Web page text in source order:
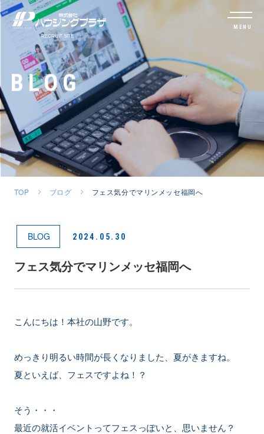
MENU
BLOG
TOP ブログ フェス気分でマリンメッセ福岡へ
BLOG 2024.05.30
フェス気分でマリンメッセ福岡へ
こんにちは！本社の山野です。
めっきり明るい時間が長くなりました、夏がきますね。
夏といえば、フェスですよね！？
そう・・・
最近の就活イベントってフェスっぽいと、思いません？